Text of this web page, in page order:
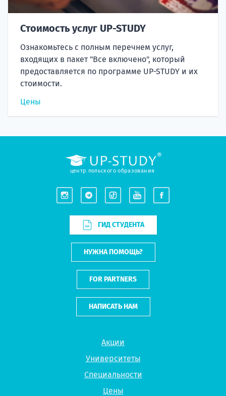
Стоимость услуг UP-STUDY
Ознакомьтесь с полным перечнем услуг,
входящих в пакет "Все включено", который
предоставляется по программе UP-STUDY и их
стоимости.
Цены
Акции
Университеты
Специальности
Цены
центр польского образования
ГИД СТУДЕНТА
НУЖНА ПОМОЩЬ?
FOR PARTNERS
НАПИСАТЬ НАМ